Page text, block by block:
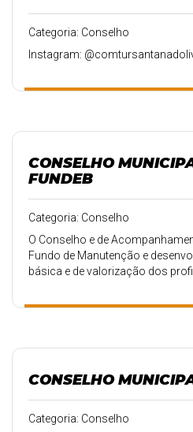
Categoria: Conselho
Instagram:
CONSELHO
FUNDEB
Categoria: Conselho
O Conselho e de
Fundo de Manutenção e
básica e de valorização dos
transferência e aplicação dos
CONSELHO
Categoria: Conselho